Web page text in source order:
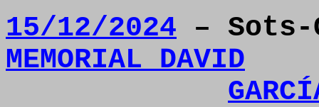
15/12/2024 – Sots-
MEMORIAL DAVID